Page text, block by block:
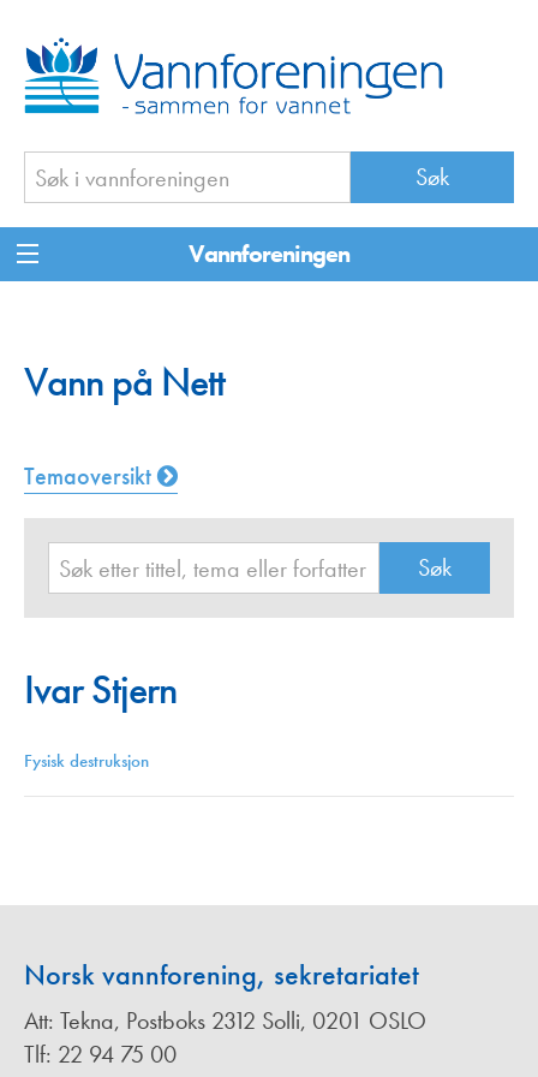
Vannforeningen
Vann på Nett
Temaoversikt
Ivar Stjern
Fysisk destruksjon
Norsk vannforening, sekretariatet
Att: Tekna, Postboks 2312 Solli, 0201 OSLO
Tlf: 22 94 75 00